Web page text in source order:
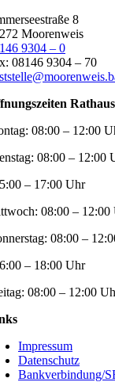
8
Moorenweis
9304 – 0
08146 9304 – 70
Rathaus
08:00 – 12:00
08:00 – 12:00
– 17:00 Uhr
08:00 – 12:00
08:00 –
– 18:00 Uhr
08:00 – 12:00
Impressum
Datenschutz
Bankverbindung/